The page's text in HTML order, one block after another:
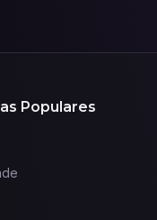
Populares